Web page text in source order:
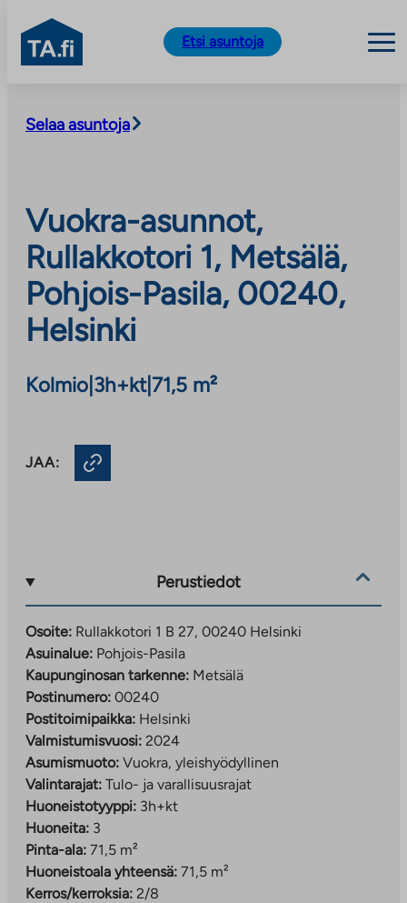
sisältöön
TA.fi
Etsi asuntoja
Selaa asuntoja
Vuokra-asunnot,
Rullakkotori 1, Metsälä,
Pohjois-Pasila, 00240,
Helsinki
Kolmio 3h+kt| 71,5 m²
JAA:
Perustiedot
Osoite: Rullakkotori 1 B 27, 00240 Helsinki
Asuinalue: Pohjois-Pasila
Kaupunginosan tarkenne: Metsälä
Postinumero: 00240
Postitoimipaikka: Helsinki
Valmistumisvuosi: 2024
Asumismuoto: Vuokra, yleishyödyllinen
Valintarajat: Tulo- ja varallisuusrajat
Huoneistotyyppi: 3h+kt
Huoneita: 3
Pinta-ala: 71,5 m²
Huoneistoala yhteensä: 71,5 m²
Kerros/kerroksia: 2/8